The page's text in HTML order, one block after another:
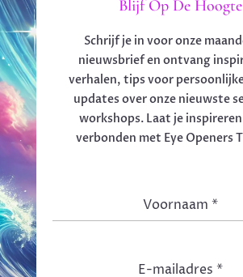
Blijf Op De Hoogte
Schrijf je in voor onze
nieuwsbrief en ontvang
verhalen, tips voor
updates over onze nieuwste
workshops. Laat je
verbonden met Eye Openers
Voornaam*
E-mailadres*